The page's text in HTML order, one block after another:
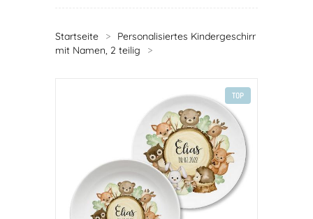
Startseite >
Personalisiertes Kindergeschirr
mit Namen, 2 teilig
>
TOP